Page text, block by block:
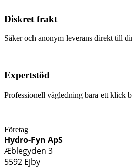
Diskret frakt
Säker och anonym leverans direkt till
Expertstöd
Professionell vägledning bara ett klick
Företag
Hydro-Fyn ApS
Æblegyden 3
5592 Ejby